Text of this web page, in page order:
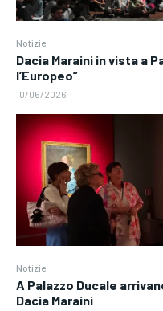
Notizie
Dacia Maraini in vista a
l’Europeo”
10/06/2026
Notizie
A Palazzo Ducale
Dacia Maraini